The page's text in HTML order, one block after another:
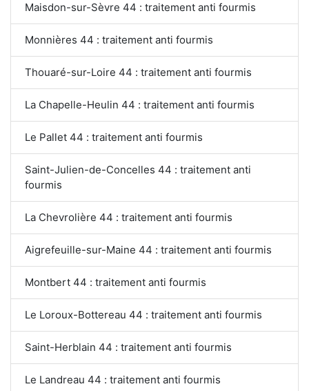
Maisdon-sur-Sèvre 44 : traitement anti fourmis
Monnières 44 : traitement anti fourmis
Thouaré-sur-Loire 44 : traitement anti fourmis
La Chapelle-Heulin 44 : traitement anti fourmis
Le Pallet 44 : traitement anti fourmis
Saint-Julien-de-Concelles 44 : traitement anti
fourmis
La Chevrolière 44 : traitement anti fourmis
Aigrefeuille-sur-Maine 44 : traitement anti fourmis
Montbert 44 : traitement anti fourmis
Le Loroux-Bottereau 44 : traitement anti fourmis
Saint-Herblain 44 : traitement anti fourmis
Le Landreau 44 : traitement anti fourmis